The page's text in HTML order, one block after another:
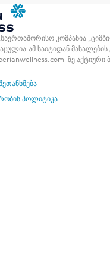
კომპანია
ამ საიტიდან
ზე
პოლიტიკა